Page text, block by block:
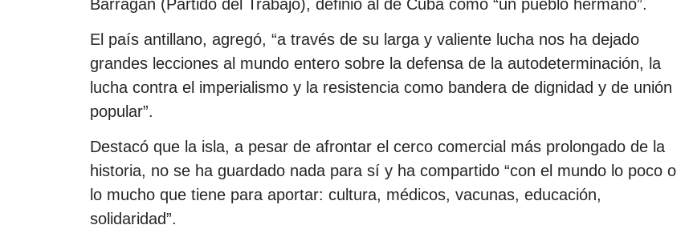
Barragán (Partido del Trabajo), definió al de Cuba como “un pueblo hermano”.
El país antillano, agregó, “a través de su larga y valiente lucha nos ha dejado
grandes lecciones al mundo entero sobre la defensa de la autodeterminación, la
lucha contra el imperialismo y la resistencia como bandera de dignidad y de unión
popular”.
Destacó que la isla, a pesar de afrontar el cerco comercial más prolongado de la
historia, no se ha guardado nada para sí y ha compartido “con el mundo lo poco o
lo mucho que tiene para aportar: cultura, médicos, vacunas, educación,
solidaridad”.